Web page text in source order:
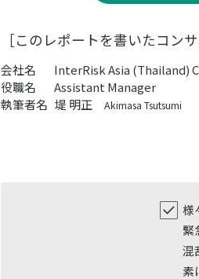
［このレポートを書いたコンサ
会社名
InterRisk Asia (Thailand)
役職名
Assistant Manager
執筆者名 堤 明正 Akimasa Tsutsumi
様
緊
混
素